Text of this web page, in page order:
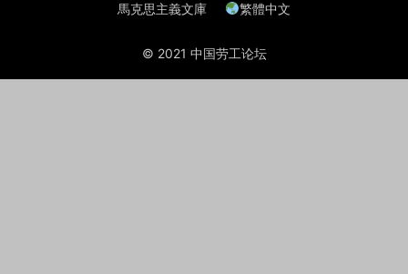
馬克思主義文庫 繁體中文
© 2021 中国劳工论坛